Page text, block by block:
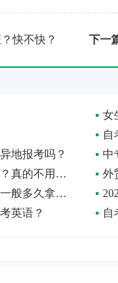
快不快？ 下一
女
自
地报考吗？
中
在广东自考大专有什么专业？真的不用成绩任选？
广州自考大专有哪些专业？一般多久拿证？
英语？